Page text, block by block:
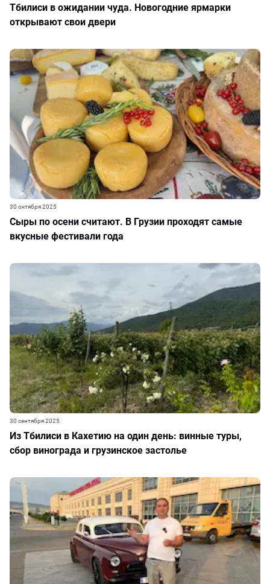
Тбилиси в ожидании чуда. Новогодние ярмарки
открывают свои двери
Сыры по осени считают. В Грузии проходят самые
вкусные фестивали года
30 октября 2025
Из Тбилиси в Кахетию на один день: винные туры,
сбор винограда и грузинское застолье
30 сентября 2025